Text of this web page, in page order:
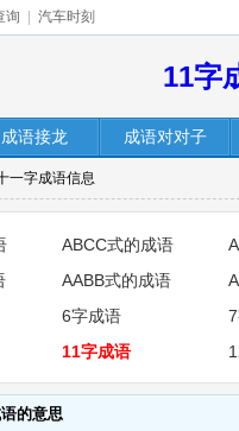
询 汽车时刻
11字
成语接龙 成语对对子
一字成语信息
ABCC式的成语
AABB式的成语
6字成语
11字成语
的意思